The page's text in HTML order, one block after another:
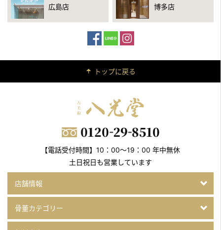
広島店 博多店
トップに戻る
【電話受付時間】10：00～19：00 年中無休
土日祝日も営業しています
店舗情報
骨董カテゴリー